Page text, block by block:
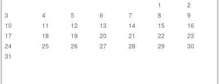
1
2
3
4 5 6 7 8
9
10
11 12 13 14 15
16
17
18 19 20 21 22
23
24
25 26 27 28 29
30
31